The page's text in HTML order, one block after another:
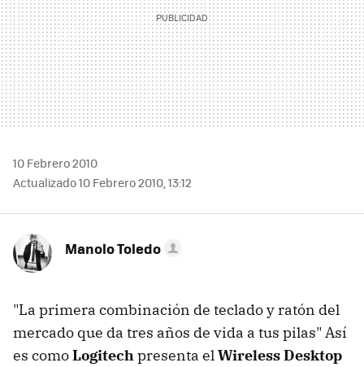
10 Febrero 2010
Actualizado 10 Febrero 2010, 13:12
Manolo Toledo
"La primera combinación de teclado y ratón del
mercado que da tres años de vida a tus pilas" Así
es comoLogitechpresenta elWireless Desktop